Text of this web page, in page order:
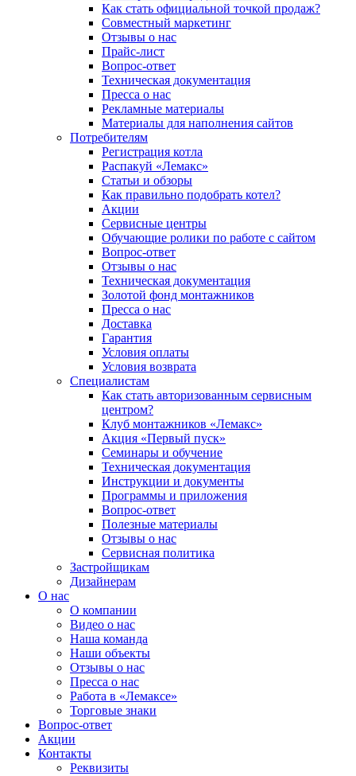
Как стать официальной точкой продаж?
Совместный маркетинг
Отзывы о нас
Прайс-лист
Вопрос-ответ
Техническая документация
Пресса о нас
Рекламные материалы
Материалы для наполнения сайтов
Потребителям
Регистрация котла
Распакуй «Лемакс»
Статьи и обзоры
Как правильно подобрать котел?
Акции
Сервисные центры
Обучающие ролики по работе с сайтом
Вопрос-ответ
Отзывы о нас
Техническая документация
Золотой фонд монтажников
Пресса о нас
Доставка
Гарантия
Условия оплаты
Условия возврата
Специалистам
Как стать авторизованным сервисным
центром?
Клуб монтажников «Лемакс»
Акция «Первый пуск»
Семинары и обучение
Техническая документация
Инструкции и документы
Программы и приложения
Вопрос-ответ
Полезные материалы
Отзывы о нас
Сервисная политика
Застройщикам
Дизайнерам
О нас
О компании
Видео о нас
Наша команда
Наши объекты
Отзывы о нас
Пресса о нас
Работа в «Лемаксе»
Торговые знаки
Вопрос-ответ
Акции
Контакты
Реквизиты